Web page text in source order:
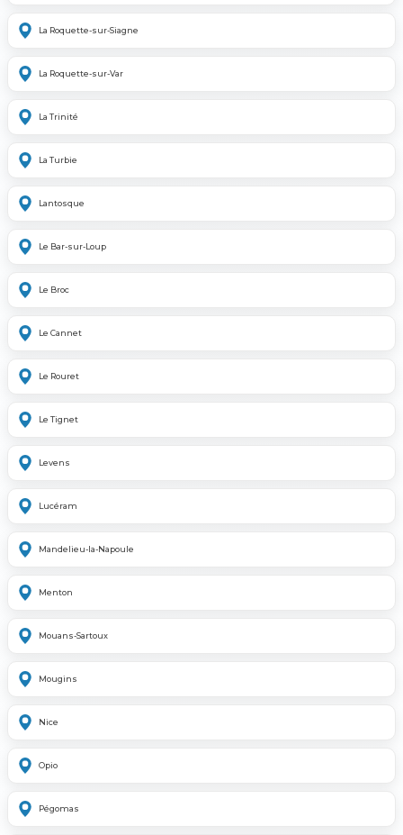
La Roquette-sur-Siagne
La Roquette-sur-Var
La Trinité
La Turbie
Lantosque
Le Bar-sur-Loup
Le Broc
Le Cannet
Le Rouret
Le Tignet
Levens
Lucéram
Mandelieu-la-Napoule
Menton
Mouans-Sartoux
Mougins
Nice
Opio
Pégomas